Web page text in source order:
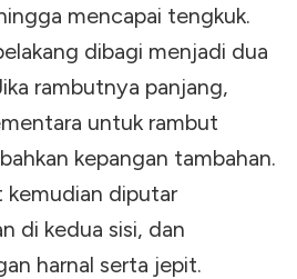
mencapai tengkuk.
dibagi menjadi dua
rambutnya panjang,
untuk rambut
kepangan tambahan.
kemudian diputar
di kedua sisi, dan
harnal serta jepit.